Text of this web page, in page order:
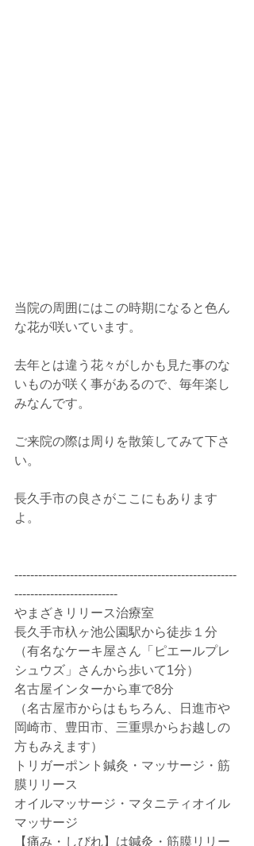
当院の周囲にはこの時期になると色ん
な花が咲いています。
去年とは違う花々がしかも見た事のな
いものが咲く事があるので、毎年楽し
みなんです。
ご来院の際は周りを散策してみて下さ
い。
長久手市の良さがここにもあります
よ。
--------------------------------------------------------
--------------------------
やまざきリリース治療室
長久手市杁ヶ池公園駅から徒歩１分
（有名なケーキ屋さん「ピエールプレ
シュウズ」さんから歩いて1分）
名古屋インターから車で8分
（名古屋市からはもちろん、日進市や
岡崎市、豊田市、三重県からお越しの
方もみえます）
トリガーポント鍼灸・マッサージ・筋
膜リリース
オイルマッサージ・マタニティオイル
マッサージ
【痛み・しびれ】は鍼灸・筋膜リリー